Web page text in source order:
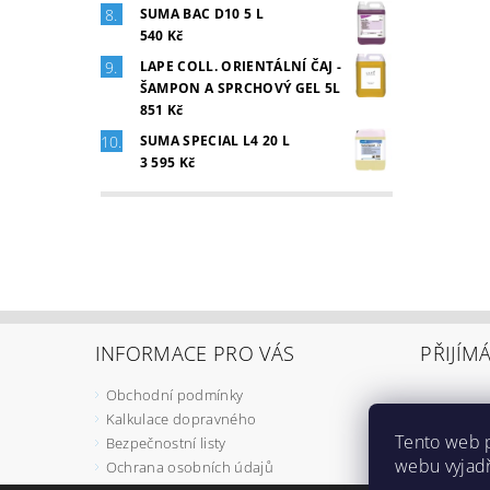
SUMA BAC D10 5 L
540 Kč
LAPE COLL. ORIENTÁLNÍ ČAJ -
ŠAMPON A SPRCHOVÝ GEL 5L
851 Kč
SUMA SPECIAL L4 20 L
3 595 Kč
INFORMACE PRO VÁS
Obchodní podmínky
Kalkulace dopravného
Bezpečnostní listy
Ochrana osobních údajů
Tento web
webu